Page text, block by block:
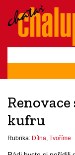
kufru
Rubrika: Dílna Tvoříme